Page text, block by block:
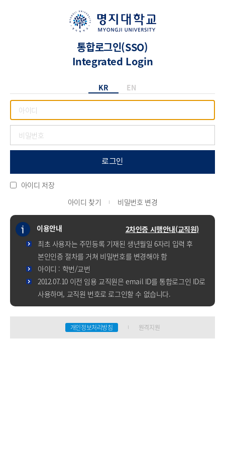
통합로그인(SSO)
Integrated Login
KR EN
로그인
아이디 저장
아이디 찾기
비밀번호 변경
이용안내
2차인증 시행안내(교직원)
최초 사용자는 주민등록 기재된 생년월일 6자리 입력 후
본인인증 절차를 거쳐 비밀번호를 변경해야 함
아이디 : 학번/교번
2012.07.10 이전 임용 교직원은 email ID를 통합로그인 ID로
사용하며, 교직원 번호로 로그인할 수 없습니다.
개인정보처리방침 원격지원